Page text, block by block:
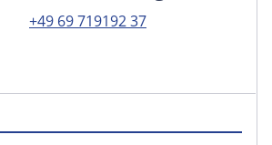
+49 69 719192 37